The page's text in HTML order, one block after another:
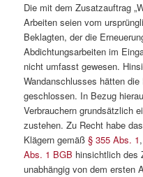
Die mit dem Zusatzauftrag
Arbeiten seien vom
Beklagten, der die
Abdichtungsarbeiten im
nicht umfasst gewesen.
Wandanschlusses hätten
geschlossen. In Bezug
Verbrauchern grundsätzlich
zustehen. Zu Recht habe
Klägern gemäß§ 355 Abs. 1
Abs. 1 BGB hinsichtlich des
unabhängig von dem ersten